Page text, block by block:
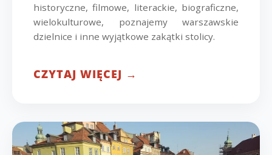
historyczne, filmowe, literackie, biograficzne,
wielokulturowe, poznajemy warszawskie
dzielnice i inne wyjątkowe zakątki stolicy.
CZYTAJ WIĘCEJ →